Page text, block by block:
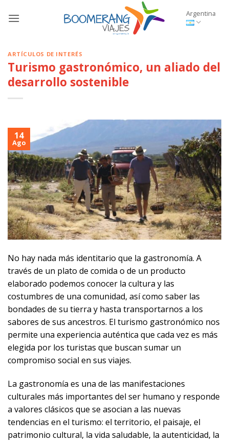
Argentina
ARTÍCULOS DE INTERÉS
Turismo gastronómico, un aliado del
desarrollo sostenible
14
Ago
No hay nada más identitario que la gastronomía. A
través de un plato de comida o de un producto
elaborado podemos conocer la cultura y las
costumbres de una comunidad, así como saber las
bondades de su tierra y hasta transportarnos a los
sabores de sus ancestros. El turismo gastronómico nos
permite una experiencia auténtica que cada vez es más
elegida por los turistas que buscan sumar un
compromiso social en sus viajes.
La gastronomía es una de las manifestaciones
culturales más importantes del ser humano y responde
a valores clásicos que se asocian a las nuevas
tendencias en el turismo: el territorio, el paisaje, el
patrimonio cultural, la vida saludable, la autenticidad, la